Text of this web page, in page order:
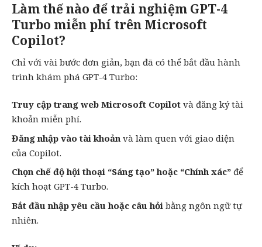
Làm thế nào để trải nghiệm GPT-4
Turbo miễn phí trên Microsoft
Copilot?
Chỉ với vài bước đơn giản, bạn đã có thể bắt đầu hành
trình khám phá GPT-4 Turbo:
Truy cập trang web Microsoft Copilot và đăng ký tài
khoản miễn phí.
Đăng nhập vào tài khoản và làm quen với giao diện
của Copilot.
Chọn chế độ hội thoại “Sáng tạo” hoặc “Chính xác” để
kích hoạt GPT-4 Turbo.
Bắt đầu nhập yêu cầu hoặc câu hỏi bằng ngôn ngữ tự
nhiên.